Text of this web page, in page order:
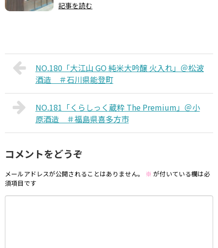
記事を読む
NO.180「大江山 GO 純米大吟醸 火入れ」＠松波
酒造 ＃石川県能登町
NO.181「くらしっく蔵粋 The Premium」＠小
原酒造 ＃福島県喜多方市
コメントをどうぞ
メールアドレスが公開されることはありません。 ※ が付いている欄は必
須項目です